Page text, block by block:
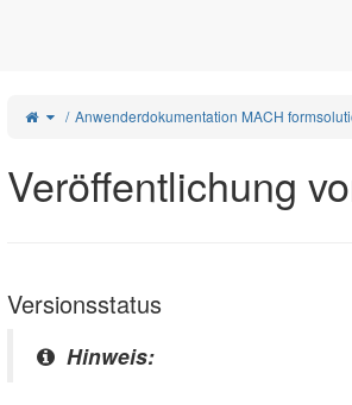
Schalte
den
übergeordneten
Baum
Anwenderdokumentation MACH
Veröffentlichung
Versionsstatus
Hinweis: